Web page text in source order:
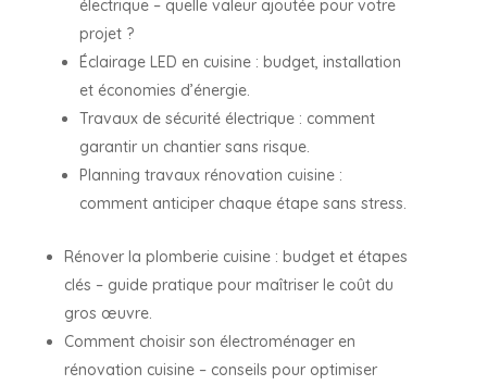
électrique – quelle valeur ajoutée pour votre
projet ?
Éclairage LED en cuisine : budget, installation
et économies d’énergie.
Travaux de sécurité électrique : comment
garantir un chantier sans risque.
Planning travaux rénovation cuisine :
comment anticiper chaque étape sans stress.
Rénover la plomberie cuisine : budget et étapes
clés – guide pratique pour maîtriser le coût du
gros œuvre.
Comment choisir son électroménager en
rénovation cuisine – conseils pour optimiser